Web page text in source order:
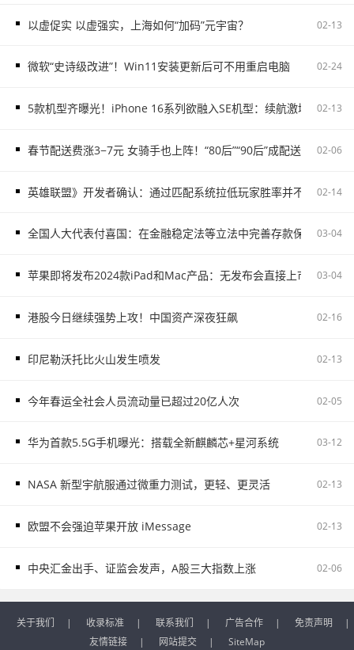
以虚促实 以虚强实，上海如何“加码”元宇宙？ 02-13
微软“史诗级改进”！Win11安装更新后可不用重启电脑 02-24
5款机型齐曝光！iPhone 16系列欲融入SE机型：续航激增、8G内
02-13
春节配送费涨3−7元 女骑手也上阵！“80后”“90后”成配送主力02-06
英雄联盟》开发者确认：通过匹配系统拉低玩家胜率并不存在02-14
全国人大代表付喜国：在金融稳定法等立法中完善存款保险制度
03-04
苹果即将发布2024款iPad和Mac产品：无发布会直接上市 03-04
港股今日继续强势上攻！中国资产深夜狂飙 02-16
印尼勒沃托比火山发生喷发 02-13
今年春运全社会人员流动量已超过20亿人次 02-05
华为首款5.5G手机曝光：搭载全新麒麟芯+星河系统 03-12
NASA 新型宇航服通过微重力测试，更轻、更灵活 02-13
欧盟不会强迫苹果开放 iMessage 02-13
中央汇金出手、证监会发声，A股三大指数上涨 02-06
关于我们 | 收录标准 | 联系我们 | 广告合作 | 免责声明
|
友情链接
| 网站提交 | SiteMap